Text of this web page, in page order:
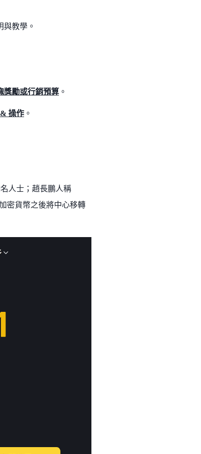
教學。
獎勵或行銷預算 。
操作 。
人士；趙長鵬人稱
密貨幣之後將中心移轉